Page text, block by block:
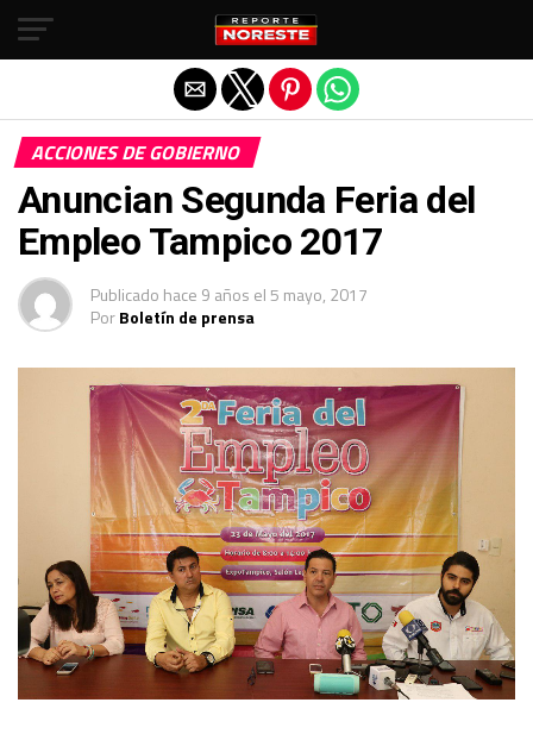
ACCIONES DE GOBIERNO
Anuncian Segunda Feria del
Empleo Tampico 2017
Publicado hace 9 años el5 mayo, 2017
PorBoletín de prensa
Salir de la versión móvil